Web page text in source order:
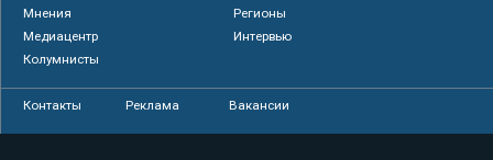
Мнения
Регионы
Медиацентр
Интервью
Колумнисты
Контакты Реклама Вакансии